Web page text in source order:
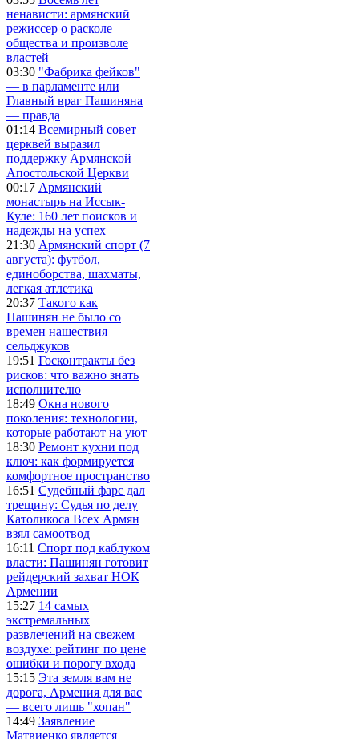
ненависти: армянский
режиссер о расколе
общества и произволе
властей
03:30 "Фабрика фейков"
— в парламенте или
Главный враг Пашиняна
— правда
01:14 Всемирный совет
церквей выразил
поддержку Армянской
Апостольской Церкви
00:17 Армянский
монастырь на Иссык-
Куле: 160 лет поисков и
надежды на успех
21:30 Армянский спорт (7
августа): футбол,
единоборства, шахматы,
легкая атлетика
20:37 Такого как
Пашинян не было со
времен нашествия
сельджуков
19:51 Госконтракты без
рисков: что важно знать
исполнителю
18:49 Окна нового
поколения: технологии,
которые работают на уют
18:30 Ремонт кухни под
ключ: как формируется
комфортное пространство
16:51 Судебный фарс дал
трещину: Судья по делу
Католикоса Всех Армян
взял самоотвод
16:11 Спорт под каблуком
власти: Пашинян готовит
рейдерский захват НОК
Армении
15:27 14 самых
экстремальных
развлечений на свежем
воздухе: рейтинг по цене
ошибки и порогу входа
15:15 Эта земля вам не
дорога, Армения для вас
— всего лишь "хопан"
14:49 Заявление
Матвиенко является